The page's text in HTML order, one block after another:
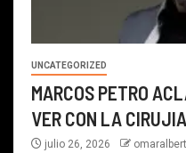
UNCATEGORIZED
MARCOS PETRO
VER CON LA
julio 26, 2026